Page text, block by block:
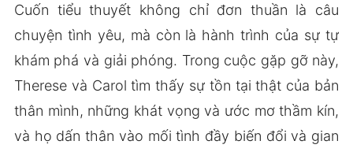
Cuốn tiểu thuyết không chỉ đơn thuần là câu
chuyện tình yêu, mà còn là hành trình của sự tự
khám phá và giải phóng. Trong cuộc gặp gỡ này,
Therese và Carol tìm thấy sự tồn tại thật của bản
thân mình, những khát vọng và ước mơ thầm kín,
và họ dấn thân vào mối tình đầy biến đổi và gian